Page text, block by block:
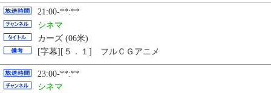
21:00-**:**
シネマ
カーズ (06米)
[字幕][５．１] フルＣＧアニメ
23:00-**:**
シネマ